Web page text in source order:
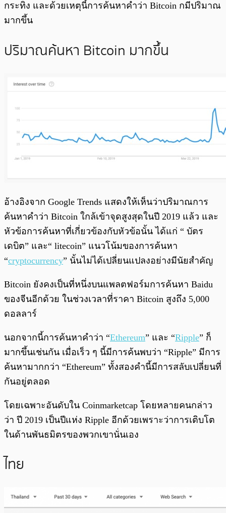
กระทิง และด้วยเหตุนี้การค้นหาคำว่า Bitcoin กมีปริมาณ
มากขึ้น
ปริมาณค้นหา Bitcoin มากขึ้น
อ้างอิงจาก Google Trends แสดงให้เห็นว่าปริมาณการ
ค้นหาคำว่า Bitcoin ใกล้เข้าจุดสูงสุดในปี 2019 แล้ว และ
หัวข้อการค้นหาที่เกี่ยวข้องกับหัวข้อนั้น ได้แก่ “ บัตร
เดบิต” และ“ litecoin” แนวโน้มของการค้นหา
“cryptocurrency” นั้นไม่ได้เปลี่ยนแปลงอย่างมีนัยสำคัญ
Bitcoin ยังคงเป็นที่หนึ่งบนแพลตฟอร์มการค้นหา Baidu
ของจีนอีกด้วย ในช่วงเวลาที่ราคา Bitcoin สูงถึง 5,000
ดอลลาร์
นอกจากนี้การค้นหาคำว่า “Ethereum” และ “Ripple” ก็
มากขึ้นเช่นกัน เมื่อเร็ว ๆ นี้มีการค้นพบว่า “Ripple” มีการ
ค้นหามากกว่า “Ethereum” ทั้งสองคำนี้มีการสลับเปลี่ยนที่
กันอยู่ตลอด
โดยเฉพาะอันดับใน Coinmarketcap โดยหลายคนกล่าว
ว่า ปี 2019 เป็นปีแห่ง Ripple อีกด้วยเพราะว่าการเติบโต
ในด้านพันธมิตรของพวกเขานั่นเอง
ไทย